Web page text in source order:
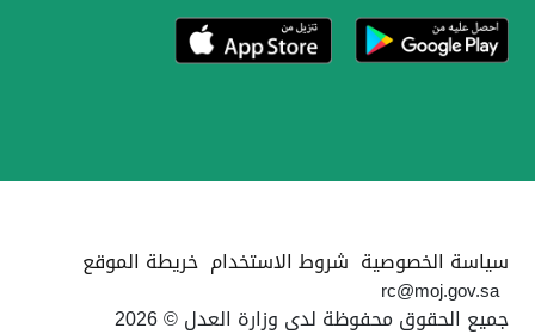
سياسة الخصوصية شروط الاستخدام خريطة الموقع
rc@moj.gov.sa
جميع الحقوق محفوظة لدى وزارة العدل © 2026